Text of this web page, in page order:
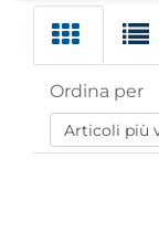
Ordina per